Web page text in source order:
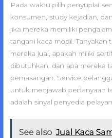
Pada waktu pilih penyuplai
konsumen, study kejadian,
jika mereka memiliki
tangani kaca mobil. Tanyakan
mereka jual, apakah miliki
dibutuhkan, dan apa mereka
pemasangan. Service
untuk menjawab pertanyaan
adalah sinyal penyedia
See also Jual Kaca